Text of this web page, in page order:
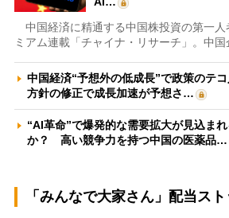
中国経済に精通する中国株投資の第一人
ミアム連載「チャイナ・リサーチ」。中国
中国経済“予想外の低成長”で政策のテ
方針の修正で成長加速が予想さ…
“AI革命”で爆発的な需要拡大が見込ま
か？ 高い競争力を持つ中国の医薬品…
「みんなで大家さん」配当ス